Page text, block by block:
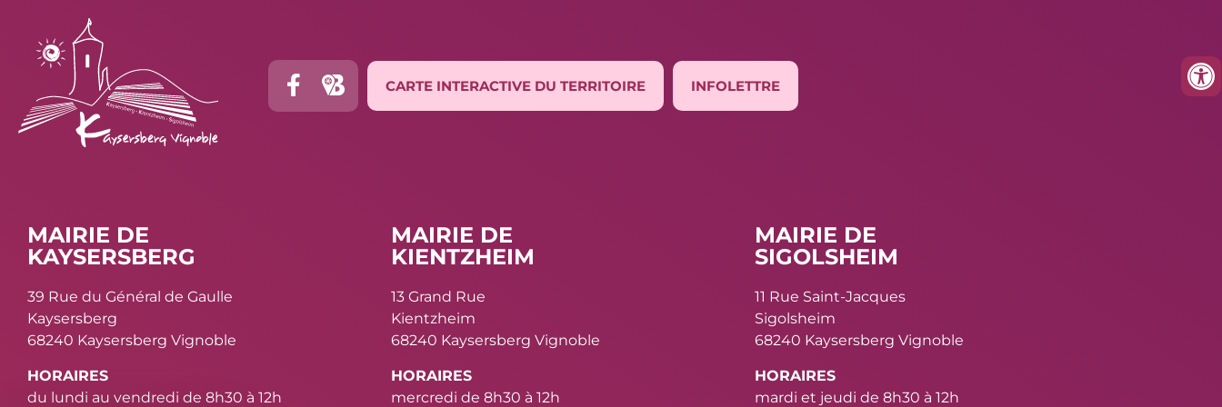
CARTE INTERACTIVE DU TERRITOIRE INFOLETTRE
MAIRIE DE
KAYSERSBERG
39 Rue du Général de Gaulle
Kaysersberg
68240 Kaysersberg Vignoble
HORAIRES
du lundi au vendredi de 8h30 à 12h
MAIRIE DE
KIENTZHEIM
13 Grand Rue
Kientzheim
68240 Kaysersberg Vignoble
HORAIRES
mercredi de 8h30 à 12h
MAIRIE DE
SIGOLSHEIM
11 Rue Saint-Jacques
Sigolsheim
68240 Kaysersberg Vignoble
HORAIRES
mardi et jeudi de 8h30 à 12h